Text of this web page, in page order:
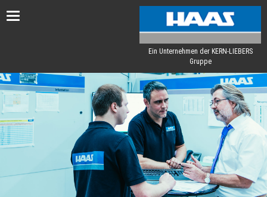
Toggle
Ein Unternehmen der KERN-LIEBERS
Gruppe